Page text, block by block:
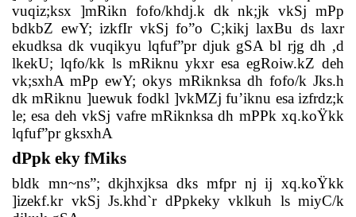
vuqiz;ksx ]mRikn fofo/khdj.k dk nk;jk vkSj mPp
bdkbZ ewY; izkfIr vkSj fo”o C;kikj laxBu ds laxr
ekudksa dk vuqikyu lqfuf”pr djuk gSA bl rjg dh ,d
lkekU; lqfo/kk ls mRiknu ykxr esa egRoiw.kZ deh
vk;sxhA mPp ewY; okys mRiknksa dh fofo/k Jks.h
dk mRiknu ]uewuk fodkl ]vkMZj fu’iknu esa izfrdz;k
le; esa deh vkSj vafre mRiknksa dh mPPk xq.koŸkk
lqfuf”pr gksxhA
dPpk eky fMiks
bldk mn~ns”; dkjhxjksa dks mfpr nj ij xq.koŸkk
]izekf.kr vkSj Js.khd`r dPpkeky vklkuh ls miyC/k